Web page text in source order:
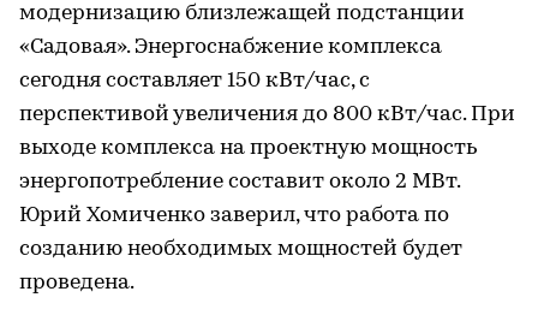
модернизацию близлежащей подстанции
«Садовая». Энергоснабжение комплекса
сегодня составляет 150 кВт/час, с
перспективой увеличения до 800 кВт/час. При
выходе комплекса на проектную мощность
энергопотребление составит около 2 МВт.
Юрий Хомиченко заверил, что работа по
созданию необходимых мощностей будет
проведена.